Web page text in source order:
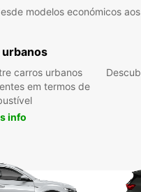
modelos económicos
carros urbanos
em termos de
info